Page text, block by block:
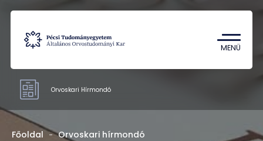
MENÜ
Tantárgykereső
Campus térkép
Orvoskari Hírmondó
Főoldal Orvoskari hírmondó